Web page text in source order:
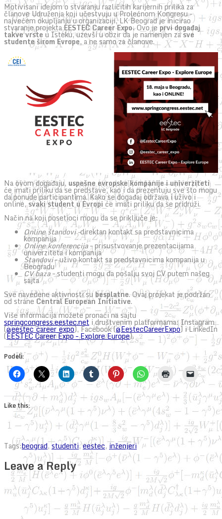
Motivisani idejom o stvaranju različitih karijernih prilika za
članove Udruženja koji učestvuju u Prolećnom Kongresu –
najvećem okupljanju u organizaciji, LK Beograd je inicirao
stvaranje projektaEESTEC Career Expo.Ovo jeprvi događaj
takve vrste u Isteku, uzevši u obzir da je namenjen zasve
studente širom Evrope, a ne samo za članove.
Na ovom događaju, uspešne evropske kompanije i univerziteti
će imati priliku da se predstave, kao i da prezentuju sve što mogu
da ponude participantima. Kako se događaj održava i uživo i
online,svaki student u Evropiće imati priliku da se pridruži.
Način na koji posetioci mogu da se priključe je:
Online štandovi –direktan kontakt sa predstavnicima
kompanija
Online konferencija– prisustvovanje prezentacijama
univerziteta i kompanija
Štandovi– uživo kontakt sa predstavnicima kompanija u
Beogradu
CV baza– studenti mogu da pošalju svoj CV putem našeg
sajta
Sve navedene aktivnosti subesplatne. Ovaj projekat je podržan
od straneCentral European Initiative.
Više informacija možete pronaći na sajtu
springcongress.eestec.neti društvenim platformama: Instagram
(@eestec_career_expo), Facebook (@EestecCareerExpo) i LinkedIn
(EESTEC Career Expo – Explore Europe).
Podeli:
Like this:
Tags:beograd,studenti,eestec,inženjeri
Leave a Reply